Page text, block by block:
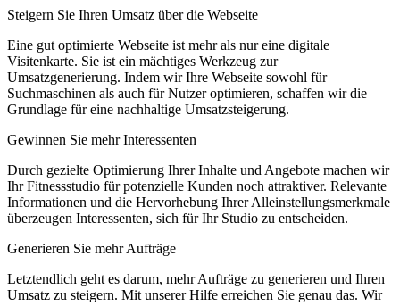
Steigern Sie Ihren Umsatz über die Webseite
Eine gut optimierte Webseite ist mehr als nur eine digitale
Visitenkarte. Sie ist ein mächtiges Werkzeug zur
Umsatzgenerierung. Indem wir Ihre Webseite sowohl für
Suchmaschinen als auch für Nutzer optimieren, schaffen wir die
Grundlage für eine nachhaltige Umsatzsteigerung.
Gewinnen Sie mehr Interessenten
Durch gezielte Optimierung Ihrer Inhalte und Angebote machen wir
Ihr Fitnessstudio für potenzielle Kunden noch attraktiver. Relevante
Informationen und die Hervorhebung Ihrer Alleinstellungsmerkmale
überzeugen Interessenten, sich für Ihr Studio zu entscheiden.
Generieren Sie mehr Aufträge
Letztendlich geht es darum, mehr Aufträge zu generieren und Ihren
Umsatz zu steigern. Mit unserer Hilfe erreichen Sie genau das. Wir